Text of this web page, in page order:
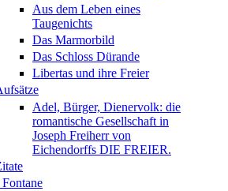
Aus dem Leben eines
Taugenichts
Das Marmorbild
Das Schloss Dürande
Libertas und ihre Freier
Adel, Bürger, Dienervolk: die
romantische Gesellschaft in
Joseph Freiherr von
Eichendorffs DIE FREIER.